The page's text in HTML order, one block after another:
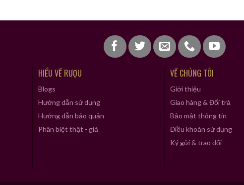
HIỂU VỀ RƯỢU
Blogs
Hướng dẫn sử dụng
Hướng dẫn bảo quản
Phân biệt thật - giả
VỀ CHÚNG TÔI
Giới thiệu
Giao hàng & Đổi trả
Bảo mật thông tin
Điều khoản sử dụng
Ký gửi & trao đổi